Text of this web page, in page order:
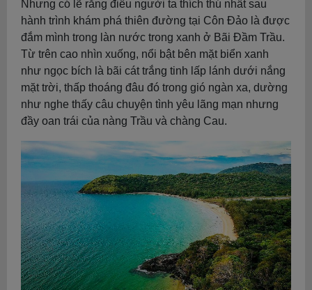
Nhưng có lẽ rằng điều người ta thích thú nhất sau
hành trình khám phá thiên đường tại Côn Đảo là được
đắm mình trong làn nước trong xanh ở Bãi Đầm Trầu.
Từ trên cao nhìn xuống, nổi bật bên mặt biển xanh
như ngọc bích là bãi cát trắng tinh lấp lánh dưới nắng
mặt trời, thấp thoáng đâu đó trong gió ngàn xa, dường
như nghe thấy câu chuyện tình yêu lãng mạn nhưng
đầy oan trái của nàng Trầu và chàng Cau.